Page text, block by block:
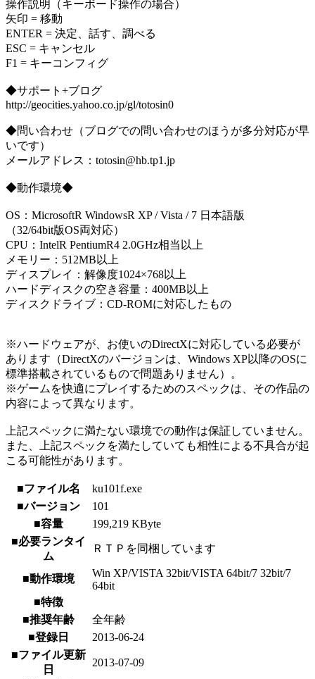
操作説明（キーボード操作の場合）
矢印 = 移動
ENTER = 決定、話す、調べる
ESC = キャンセル
F1 = キーコンフィグ
◆サポート+ブログ
http://geocities.yahoo.co.jp/gl/totosin0
◆問い合わせ（ブログでの問い合わせのほうが多分対応が早
いです）
メールアドレス：totosin@hb.tp1.jp
◆動作環境◆
OS：MicrosoftR WindowsR XP / Vista / 7 日本語版
（32/64bit版OS両対応）
CPU：IntelR PentiumR4 2.0GHz相当以上
メモリー：512MB以上
ディスプレイ：解像度1024×768以上
ハードディスクの空き容量：400MB以上
ディスクドライブ：CD-ROMに対応したもの
※ハードウェアが、お使いのDirectXに対応している必要が
あります（DirectXのバージョンは、Windows XP以降のOSに
標準搭載されているもので問題ありません）。
※ゲームを快適にプレイするためのスペックは、その作品の
内容によって異なります。
上記スペックに満たない環境での動作は保証していません。
また、上記スペックを満たしていても相性による不具合が起
こる可能性があります。
■ファイル名
ku101f.exe
■バージョン
101
■容量
199,219 KByte
■必要ランタイ
ム
ＲＴＰを同梱しています
■動作環境
Win XP/VISTA 32bit/VISTA 64bit/7 32bit/7
64bit
■特徴
■推奨年齢
全年齢
■登録日
2013-06-24
■ファイル更新
日
2013-07-09